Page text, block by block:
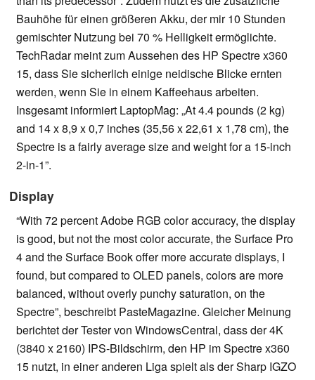
Bauhöhe für einen größeren Akku, der mir 10 Stunden
gemischter Nutzung bei 70 % Helligkeit ermöglichte.
TechRadar meint zum Aussehen des HP Spectre x360
15, dass Sie sicherlich einige neidische Blicke ernten
werden, wenn Sie in einem Kaffeehaus arbeiten.
Insgesamt informiert LaptopMag: „At 4.4 pounds (2 kg)
and 14 x 8,9 x 0,7 inches (35,56 x 22,61 x 1,78 cm), the
Spectre is a fairly average size and weight for a 15-inch
2-in-1”.
Display
“With 72 percent Adobe RGB color accuracy, the display
is good, but not the most color accurate, the Surface Pro
4 and the Surface Book offer more accurate displays, I
found, but compared to OLED panels, colors are more
balanced, without overly punchy saturation, on the
Spectre”, beschreibt PasteMagazine. Gleicher Meinung
berichtet der Tester von WindowsCentral, dass der 4K
(3840 x 2160) IPS-Bildschirm, den HP im Spectre x360
15 nutzt, in einer anderen Liga spielt als der Sharp IGZO